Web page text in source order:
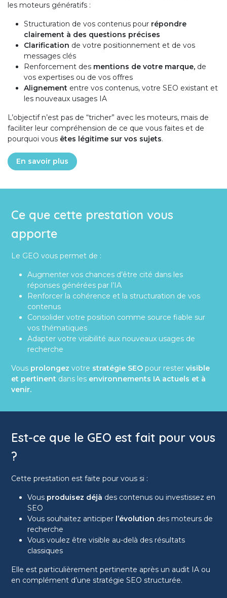
les moteurs génératifs :
Structuration de vos contenus pour répondre
clairement à des questions précises
Clarification de votre positionnement et de vos
messages clés
Renforcement des mentions de votre marque, de
vos expertises ou de vos offres
Alignement entre vos contenus, votre SEO existant et
les nouveaux usages IA
L’objectif n’est pas de “tricher” avec les moteurs, mais de
faciliter leur compréhension de ce que vous faites et de
pourquoi vous êtes légitime sur vos sujets.
En savoir plus
Ce que cette prestation vous
apporte
Le GEO vous permet de :
Augmenter vos chances d’être cité dans les
réponses générées par l’IA
Renforcer la cohérence et la structuration de vos
contenus
Consolider votre position comme source fiable sur
vos thématiques
Adapter votre visibilité aux nouveaux usages de
recherche
Vous prolongezvotre stratégie SEOpour rester visible
et pertinent dans les environnements IA actuels et à
venir.
Est-ce que le GEO est fait pour vous
?
Cette prestation est faite pour vous si :
Vous produisez déjà des contenus ou investissez en
SEO
Vous souhaitez anticiper l’évolution des moteurs de
recherche
Vous voulez être visible au-delà des résultats
classiques
Elle est particulièrement pertinente après un audit IA ou
en complément d’une stratégie SEO structurée.